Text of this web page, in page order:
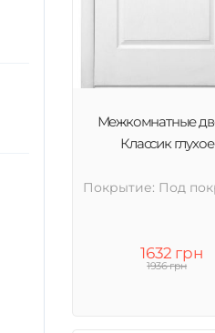
Межкомнатные
Классик глухое
Покрытие: Под
1632 грн
1936 грн